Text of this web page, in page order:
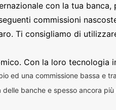
con la tua
commissioni
Ti consigliamo di
Con la loro tecnologia
ed una commissione bassa e
banche e spesso ancora